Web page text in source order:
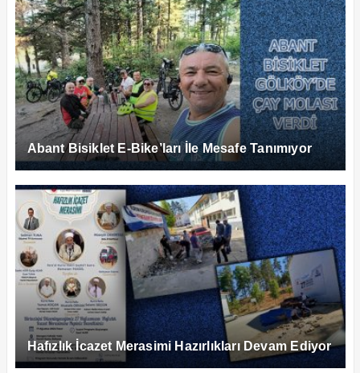
Abant Bisiklet E-Bike’ları İle Mesafe Tanımıyor
Hafızlık İcazet Merasimi Hazırlıkları Devam Ediyor